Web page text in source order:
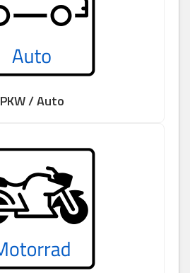
PKW / Auto